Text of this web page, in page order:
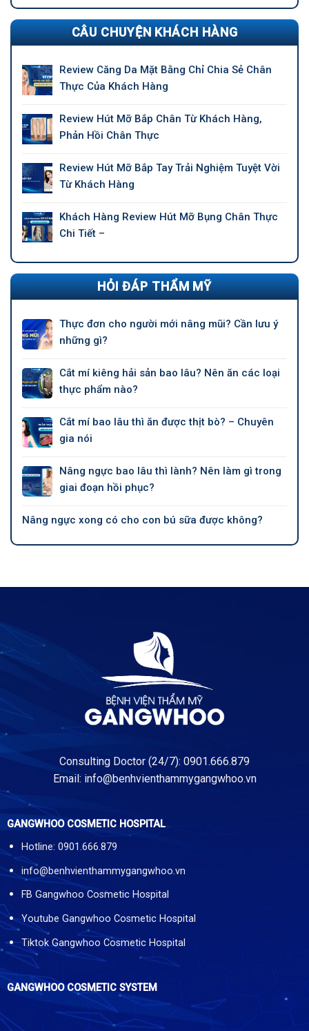
CÂU CHUYỆN KHÁCH HÀNG
Review Căng Da Mặt Bằng Chỉ Chia Sẻ Chân
Thực Của Khách Hàng
Review Hút Mỡ Bắp Chân Từ Khách Hàng,
Phản Hồi Chân Thực
Review Hút Mỡ Bắp Tay Trải Nghiệm Tuyệt Vời
Từ Khách Hàng
Khách Hàng Review Hút Mỡ Bụng Chân Thực
Chi Tiết –
HỎI ĐÁP THẨM MỸ
Thực đơn cho người mới nâng mũi? Cần lưu ý
những gì?
Cắt mí kiêng hải sản bao lâu? Nên ăn các loại
thực phẩm nào?
Cắt mí bao lâu thì ăn được thịt bò? – Chuyên
gia nói
Nâng ngực bao lâu thì lành? Nên làm gì trong
giai đoạn hồi phục?
Nâng ngực xong có cho con bú sữa được không?
Consulting Doctor (24/7): 0901.666.879
Email: info@benhvienthammygangwhoo.vn
GANGWHOO COSMETIC HOSPITAL
Hotline: 0901.666.879
info@benhvienthammygangwhoo.vn
FB Gangwhoo Cosmetic Hospital
Youtube Gangwhoo Cosmetic Hospital
Tiktok Gangwhoo Cosmetic Hospital
GANGWHOO COSMETIC SYSTEM